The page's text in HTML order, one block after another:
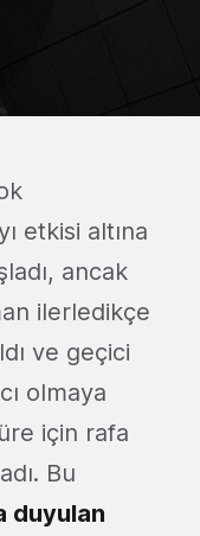
etkisi altına
ancak
ilerledikçe
ve geçici
olmaya
için rafa
Bu
duyulan